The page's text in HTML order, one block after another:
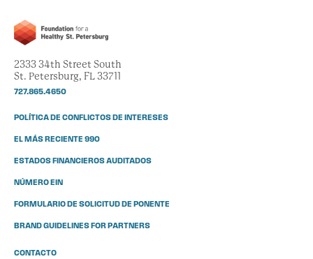
2333 34th Street South
St. Petersburg, FL 33711
727.865.4650
POLÍTICA DE CONFLICTOS DE INTERESES
EL MÁS RECIENTE 990
ESTADOS FINANCIEROS AUDITADOS
NÚMERO EIN
FORMULARIO DE SOLICITUD DE PONENTE
BRAND GUIDELINES FOR PARTNERS
CONTACTO